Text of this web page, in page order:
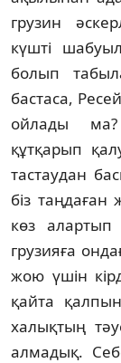
грузин
күштi
болып
бастаса,
ойлады
құтқарып
тастаудан
бiз таңдаған
көз алартып
грузияға
жою үшiн
қайта
халықтың
алмадық.